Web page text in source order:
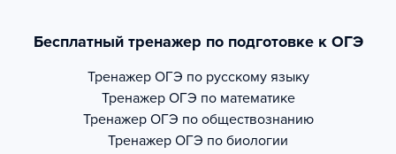
Бесплатный тренажер по подготовке к ОГЭ
Тренажер ОГЭ по русскому языку
Тренажер ОГЭ по математике
Тренажер ОГЭ по обществознанию
Тренажер ОГЭ по биологии